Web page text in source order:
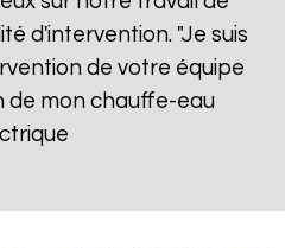
d'intervention. "Je suis
de votre équipe
de mon chauffe-eau